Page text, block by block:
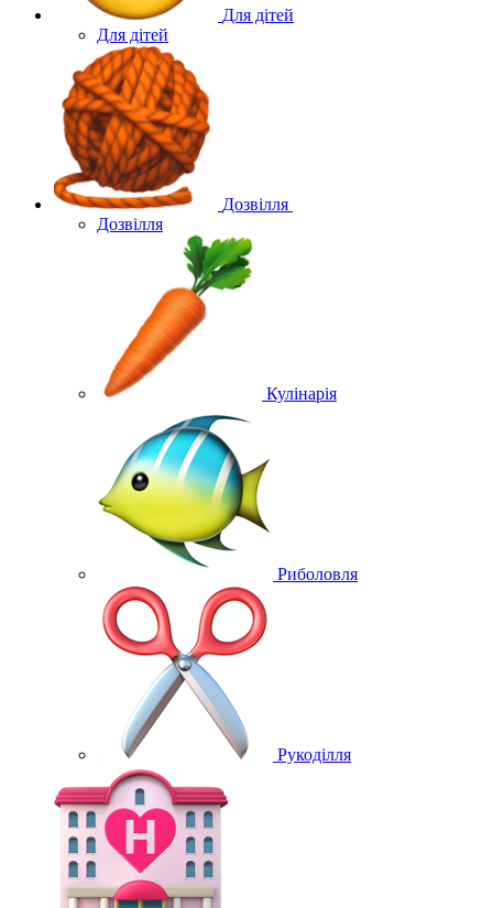
Для дітей
Для дітей
Дозвілля
Дозвілля
Кулінарія
Риболовля
Рукоділля